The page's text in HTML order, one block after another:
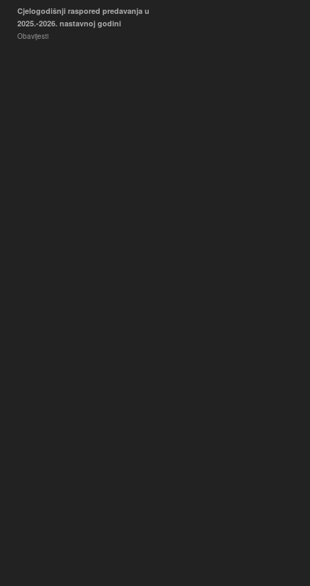
Cjelogodišnji raspored predavanja u
2025.-2026. nastavnoj godini
Obavijesti